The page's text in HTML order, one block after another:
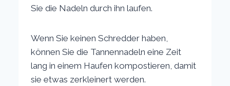
Sie die Nadeln durch ihn laufen.
Wenn Sie keinen Schredder haben,
können Sie die Tannennadeln eine Zeit
lang in einem Haufen kompostieren, damit
sie etwas zerkleinert werden.